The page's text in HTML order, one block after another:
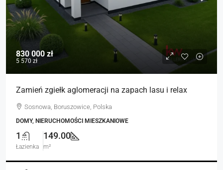
830 000 zł
5 570 zł
Zamień zgiełk aglomeracji na zapach lasu i relax
Sosnowa, Boruszowice, Polska
DOMY, NIERUCHOMOŚCI MIESZKANIOWE
1
Łazienka
149.00
m²